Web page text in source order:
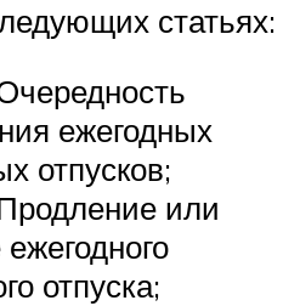
статьях:
ежегодных
отпусков;
или
отпуска;